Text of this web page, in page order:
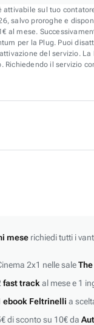
attivabile sul tuo
salvo proroghe e
al mese.
per la Plug. Puoi
del servizio.
il servizio
meserichiedi tutti i
2x1 nelle sale
fast track al mese e 1
ebook Feltrinelli a
di sconto su 10€ da